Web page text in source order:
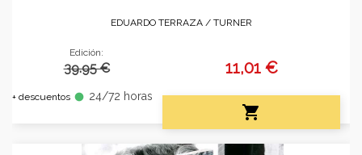
EDUARDO TERRAZA / TURNER
Edición:
39.95 €
+ descuentos fiber_manual_record 24/72 horas
11,01 €
